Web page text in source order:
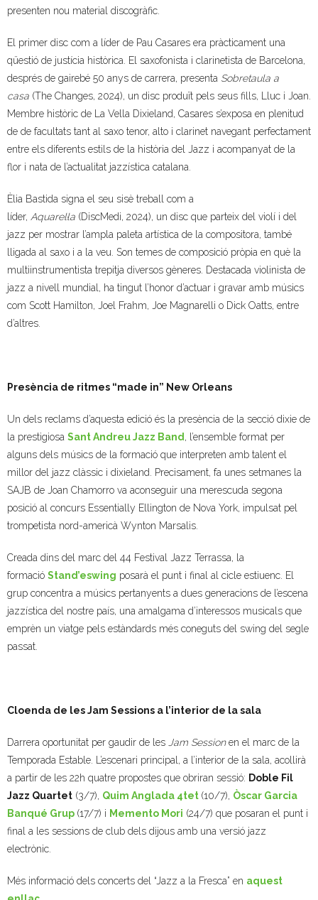
presenten nou material discogràfic.
El primer disc com a líder de Pau Casares era pràcticament una
qüestió de justícia històrica. El saxofonista i clarinetista de Barcelona,
després de gairebé 50 anys de carrera, presenta Sobretaula a
casa (The Changes, 2024), un disc produït pels seus fills, Lluc i Joan.
Membre històric de La Vella Dixieland, Casares s’exposa en plenitud
de de facultats tant al saxo tenor, alto i clarinet navegant perfectament
entre els diferents estils de la història del Jazz i acompanyat de la
flor i nata de l’actualitat jazzística catalana.
Èlia Bastida signa el seu sisè treball com a
líder, Aquarel·la (DiscMedi, 2024), un disc que parteix del violí i del
jazz per mostrar l’ampla paleta artística de la compositora, també
lligada al saxo i a la veu. Son temes de composició pròpia en què la
multiinstrumentista trepitja diversos gèneres. Destacada violinista de
jazz a nivell mundial, ha tingut l’honor d’actuar i gravar amb músics
com Scott Hamilton, Joel Frahm, Joe Magnarelli o Dick Oatts, entre
d’altres.
Presència de ritmes “made in” New Orleans
Un dels reclams d’aquesta edició és la presència de la secció dixie de
la prestigiosa Sant Andreu Jazz Band , l’ensemble format per
alguns dels músics de la formació que interpreten amb talent el
millor del jazz clàssic i dixieland. Precisament, fa unes setmanes la
SAJB de Joan Chamorro va aconseguir una merescuda segona
posició al concurs Essentially Ellington de Nova York, impulsat pel
trompetista nord-americà Wynton Marsalis.
Creada dins del marc del 44 Festival Jazz Terrassa, la
formació Stand’eswing posarà el punt i final al cicle estiuenc. El
grup concentra a músics pertanyents a dues generacions de l’escena
jazzística del nostre país, una amalgama d’interessos musicals que
emprèn un viatge pels estàndards més coneguts del swing del segle
passat.
Cloenda de les Jam Sessions a l’interior de la sala
Darrera oportunitat per gaudir de les Jam Sessionen el marc de la
Temporada Estable. L’escenari principal, a l’interior de la sala, acollirà
a partir de les 22h quatre propostes que obriran sessió: Doble Fil
Jazz Quartet (3/7), Quim Anglada 4tet (10/7), Òscar Garcia
Banqué Grup (17/7) i Memento Mori (24/7) que posaran el punt i
final a les sessions de club dels dijous amb una versió jazz
electrònic.
Més informació dels concerts del “Jazz a la Fresca” en aquest